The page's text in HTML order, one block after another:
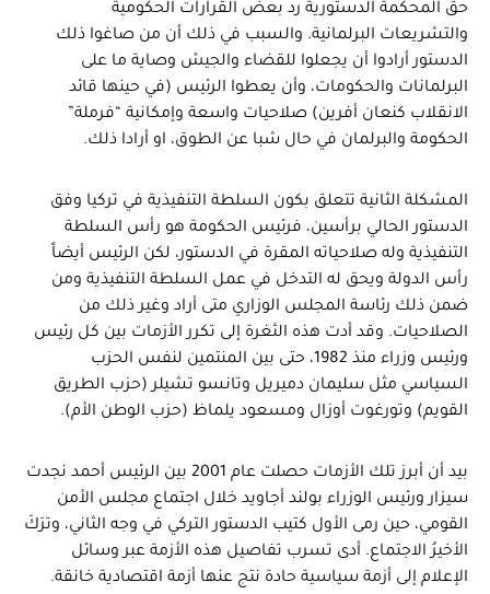
حق المحكمة الدستورية رد بعض القرارات الحكومية
والتشريعات البرلمانية. والسبب في ذلك أن من صاغوا ذلك
الدستور أرادوا أن يجعلوا للقضاء والجيش وصاية ما على
البرلمانات والحكومات، وأن يعطوا الرئيس (في حينها قائد
الانقلاب كنعان أفرين) صلاحيات واسعة وإمكانية “فرملة”
الحكومة والبرلمان في حال شبا عن الطوق، او أرادا ذلك.
المشكلة الثانية تتعلق بكون السلطة التنفيذية في تركيا وفق
الدستور الحالي برأسين، فرئيس الحكومة هو رأس السلطة
التنفيذية وله صلاحياته المقرة في الدستور، لكن الرئيس أيضاً
رأس الدولة ويحق له التدخل في عمل السلطة التنفيذية ومن
ضمن ذلك رئاسة المجلس الوزاري متى أراد وغير ذلك من
الصلاحيات. وقد أدت هذه الثغرة إلى تكرر الأزمات بين كل رئيس
ورئيس وزراء منذ 1982، حتى بين المنتمين لنفس الحزب
السياسي مثل سليمان دميريل وتانسو تشيلر (حزب الطريق
القويم) وتورغوت أوزال ومسعود يلماظ (حزب الوطن الأم).
بيد أن أبرز تلك الأزمات حصلت عام 2001 بين الرئيس أحمد نجدت
سيزار ورئيس الوزراء بولند أجاويد خلال اجتماع مجلس الأمن
القومي، حين رمى الأول كتيب الدستور التركي في وجه الثاني، وترَكَ
الأخيرُ الاجتماع. أدى تسرب تفاصيل هذه الأزمة عبر وسائل
الإعلام إلى أزمة سياسية حادة نتج عنها أزمة اقتصادية خانقة.